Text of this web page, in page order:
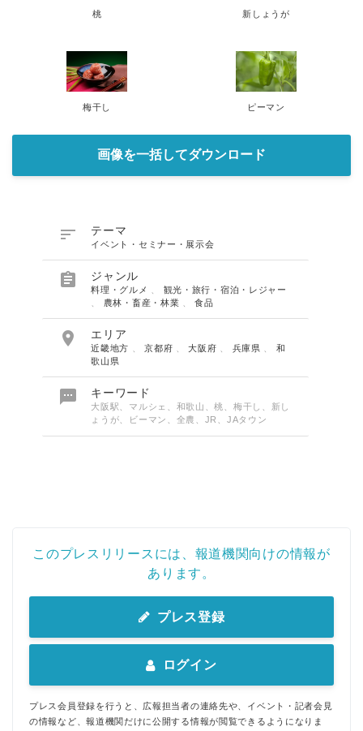
桃 新しょうが
梅干し ピーマン
画像を一括してダウンロード
 テーマ
イベント・セミナー・展示会
 ジャンル
料理・グルメ
観光・旅行・宿泊・レジャー
農林・畜産・林業 、食品
 エリア
近畿地方 、京都府 、大阪府 兵庫県
和
歌山県
 キーワード
大阪駅、マルシェ、和歌山、桃、梅干し、新し
ょうが、ビーマン、全農、JR、JAタウン
このプレスリリースには、報道機関向けの情報が
あります。
プレス登録
ログイン
プレス会員登録を行うと、広報担当者の連絡先や、イベント・記者会見
の情報など、報道機関だけに公開する情報が閲覧できるようになりま